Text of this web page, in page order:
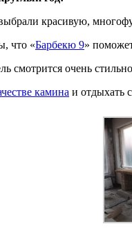
красивую,
что «Барбекю 9»
смотрится очень
камина и отдыхать